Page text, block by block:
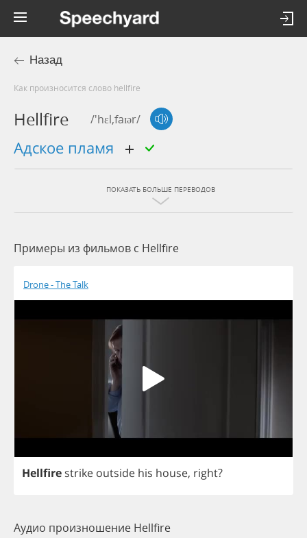
Назад
Как произносится слово hellfire
Hellfire /'hɛl,faɪər/
адское пламя
ПОКАЗАТЬ БОЛЬШЕ ПЕРЕВОДОВ
Примеры из фильмов c Hellfire
Drone - The Talk
Hellfire strike outside his house, right?
Аудио произношение Hellfire